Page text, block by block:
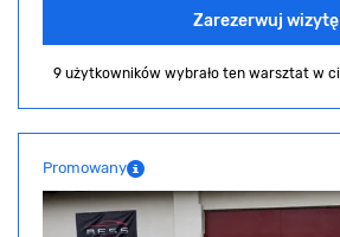
Zarezerwuj wizytę
9 użytkowników wybrało ten warsztat w
Promowany